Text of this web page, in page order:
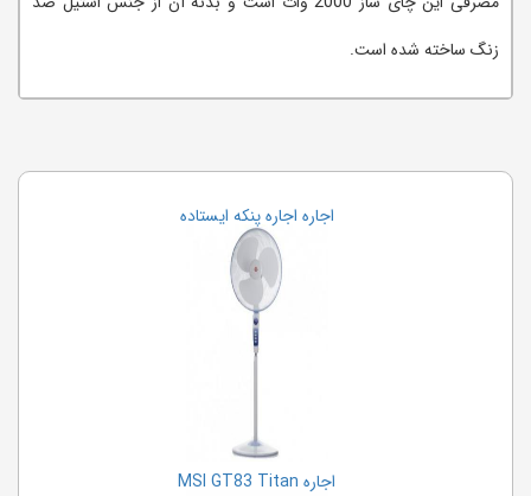
زنگ ساخته شده است.
اجاره اجاره پنکه ایستاده
اجاره MSI GT83 Titan